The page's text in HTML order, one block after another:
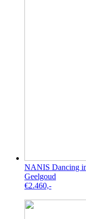
NANIS Dancing
Geelgoud
€2.460,-